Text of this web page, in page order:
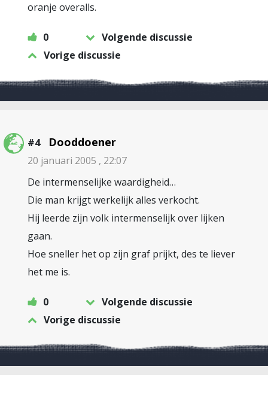
oranje overalls.
0
Volgende discussie
Vorige discussie
#4 Dooddoener
20 januari 2005 , 22:07
De intermenselijke waardigheid…
Die man krijgt werkelijk alles verkocht.
Hij leerde zijn volk intermenselijk over lijken
gaan.
Hoe sneller het op zijn graf prijkt, des te liever
het me is.
0
Volgende discussie
Vorige discussie